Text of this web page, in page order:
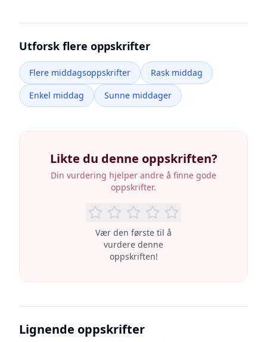
Utforsk flere oppskrifter
Flere middagsoppskrifter
Rask middag
Enkel middag
Sunne middager
Likte du denne oppskriften?
Din vurdering hjelper andre å finne gode
oppskrifter.
Vær den første til å
vurdere denne
oppskriften!
Lignende oppskrifter